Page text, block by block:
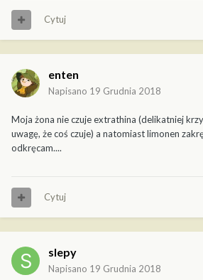
Cytuj
enten
Napisano 19 Grudnia 2018
Moja żona nie czuje extrathina (delikatniej
uwagę, że coś czuje) a natomiast limonen
odkręcam....
Cytuj
slepy
Napisano 19 Grudnia 2018